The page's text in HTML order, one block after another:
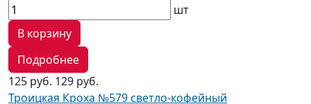
шт
В корзину
Подробнее
125 руб. 129 руб.
Троицкая Кроха №579 светло-кофейный